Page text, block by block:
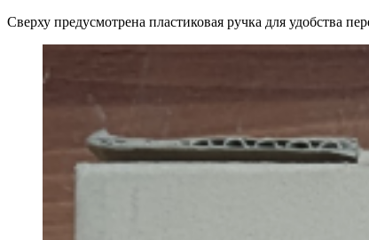
Сверху предусмотрена пластиковая ручка для удобства